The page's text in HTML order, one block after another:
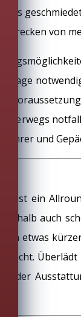
des
Strecken
unterwegs
Fahrer und
ist ein
deshalb auch
etwas
macht.
in der